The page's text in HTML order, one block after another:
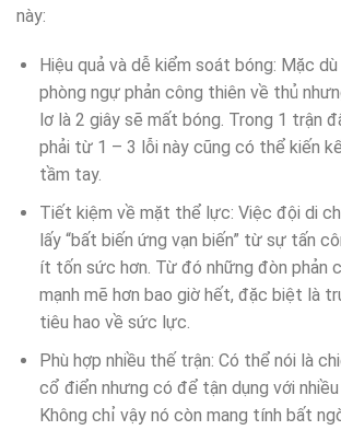
này:
Hiệu quả và dễ kiểm soát bóng: Mặc
phòng ngự phản công thiên về thủ
lơ là 2 giây sẽ mất bóng. Trong 1 trận
phải từ 1 – 3 lỗi này cũng có thể kiến
tầm tay.
Tiết kiệm về mặt thể lực: Việc đội di
lấy “bất biến ứng vạn biến” từ sự tấn
ít tốn sức hơn. Từ đó những đòn phản
mạnh mẽ hơn bao giờ hết, đặc biệt là
tiêu hao về sức lực.
Phù hợp nhiều thế trận: Có thể nói là
cổ điển nhưng có để tận dụng với nhiều
Không chỉ vậy nó còn mang tính bất